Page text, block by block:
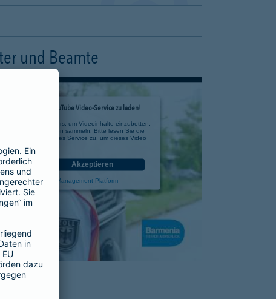
und Beamte
um den YouTube Video-Service zu laden!
eines Drittanbieters, um Videoinhalte einzubetten.
zu Ihren Aktivitäten sammeln. Bitte lesen Sie die
Sie der Nutzung des Service zu, um dieses Video
Akzeptieren
Consent Management Platform